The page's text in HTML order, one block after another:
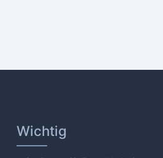
Wichtig